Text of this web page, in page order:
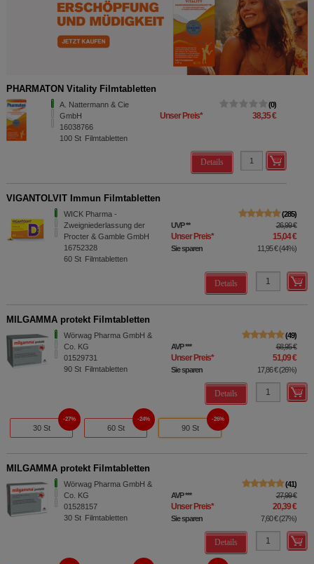
PHARMATON Vitality Filmtabletten
A. Nattermann & Cie
GmbH
16038766
100 St Filmtabletten
0
Unser Preis* 38,35 €
Details
VIGANTOLVIT Immun Filmtabletten
WICK Pharma -
Zweigniederlassung der
Procter & Gamble GmbH
16752328
60 St Filmtabletten
285
UVP** 26,99 €
Unser Preis* 15,04 €
Sie sparen 11,95 €(44%)
Details
MILGAMMA protekt Filmtabletten
Wörwag Pharma GmbH &
Co. KG
01529731
90 St Filmtabletten
49
AVP*** 68,95 €
Unser Preis* 51,09 €
Sie sparen 17,86 €(26%)
Details
30 St
27%
60 St
24%
90 St
26%
MILGAMMA protekt Filmtabletten
Wörwag Pharma GmbH &
Co. KG
01528157
30 St Filmtabletten
41
AVP*** 27,99 €
Unser Preis* 20,39 €
Sie sparen 7,60 €(27%)
Details